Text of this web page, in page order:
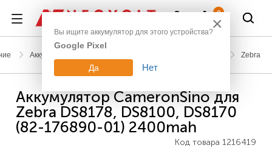
0
Аккумуляторы для сканеров штрих-кодов и терминалов Zebra
Аккумулятор CameronSino для
Zebra DS8178, DS8100, DS8170
(82-176890-01) 2400mah
Код товара 1216419
×
Вы ищите аккумулятор для этого устройства?
Google Pixel
Да Нет